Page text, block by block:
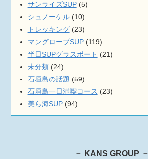
サンライズSUP(5)
シュノーケル(10)
トレッキング(23)
マングローブSUP(119)
半日SUPグラスボート (21)
未分類(24)
石垣島の話題 (59)
石垣島一日満喫コース (23)
美ら海SUP(94)
－ KANS GROUP －